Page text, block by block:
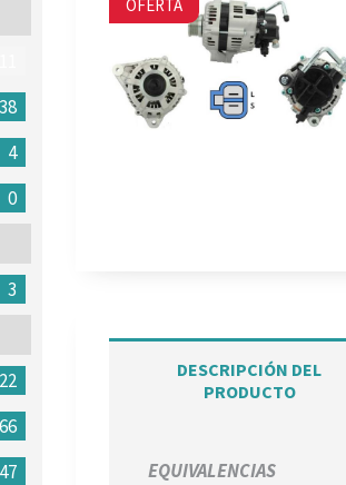
4
0
3
22
66
47
OFERTA
DESCRIPCIÓN DEL
PRODUCTO
EQUIVALENCIAS